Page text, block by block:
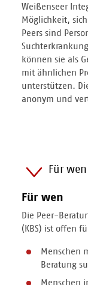
Weißenseer
Möglichkeit,
Peers sind
können sie als
mit ähnlichen
unterstützen.
anonym und
Für
Für wen
Die Peer-
(KBS) ist offen
Menschen
Beratung
Menschen